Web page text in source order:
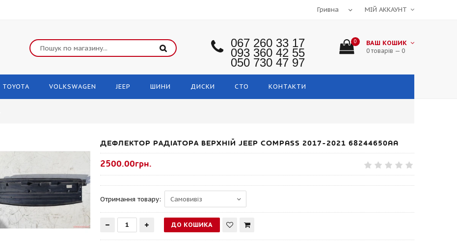
МІЙ АККАУНТ
067 260 33 17
093 360 42 55
050 730 47 97
0 ВАШ КОШИК
0 товарів — 0
TOYOTA VOLKSWAGEN JEEP ШИНИ ДИСКИ СТО КОНТАКТИ
ДЕФЛЕКТОР РАДІАТОРА ВЕРХНІЙ JEEP COMPASS 2017-2021 68244650AA
2500.00грн.
Отримання товару: